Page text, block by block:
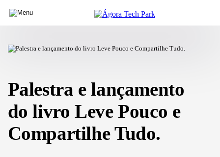
Palestra e lançamento
do livro Leve Pouco e
Compartilhe Tudo.